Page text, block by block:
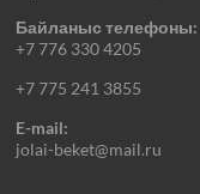
Байланыс телефоны:
+7 776 330 4205
+7 775 241 3855
E-mail:
jolai-beket@mail.ru